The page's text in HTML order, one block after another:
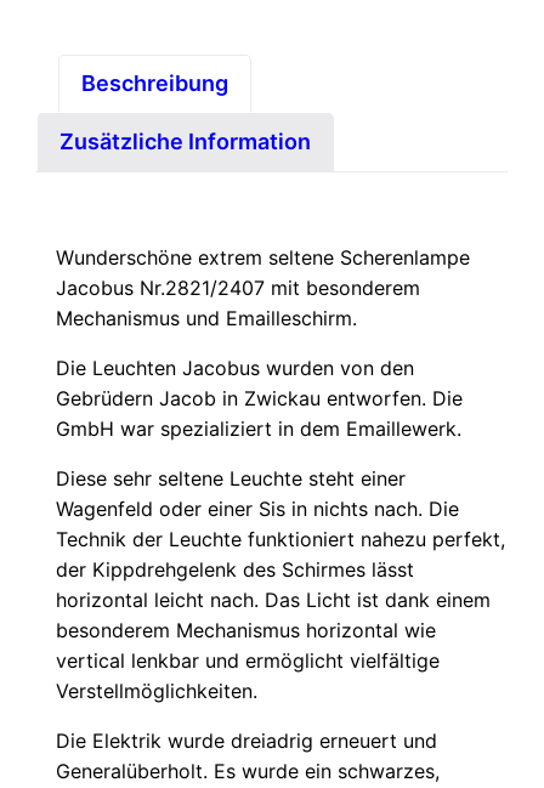
Beschreibung
Zusätzliche Information
Wunderschöne extrem seltene Scherenlampe
Jacobus Nr.2821/2407 mit besonderem
Mechanismus und Emailleschirm.
Die Leuchten Jacobus wurden von den
Gebrüdern Jacob in Zwickau entworfen. Die
GmbH war spezializiert in dem Emaillewerk.
Diese sehr seltene Leuchte steht einer
Wagenfeld oder einer Sis in nichts nach. Die
Technik der Leuchte funktioniert nahezu perfekt,
der Kippdrehgelenk des Schirmes lässt
horizontal leicht nach. Das Licht ist dank einem
besonderem Mechanismus horizontal wie
vertical lenkbar und ermöglicht vielfältige
Verstellmöglichkeiten.
Die Elektrik wurde dreiadrig erneuert und
Generalüberholt. Es wurde ein schwarzes,